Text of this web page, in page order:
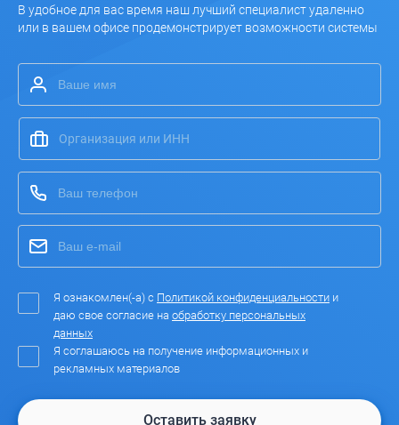
В удобное для вас время наш лучший специалист удаленно
или в вашем офисе продемонстрирует возможности системы
Я ознакомлен(-а) с Политикой конфиденциальности и
даю свое согласие на обработку персональных
данных
Я соглашаюсь на получение информационных и
рекламных материалов
Оставить заявку